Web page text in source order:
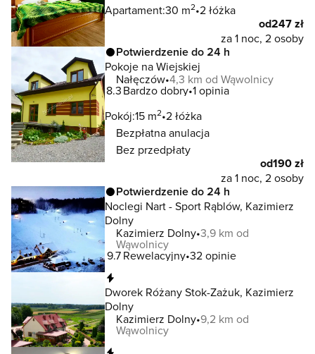
Apartament:30 m2 2 łóżka
od247 zł
za 1 noc, 2 osoby
Potwierdzenie do 24 h
Pokoje na Wiejskiej
Nałęczów 4,3 km od Wąwolnicy
8.3Bardzo dobry 1 opinia
Pokój:15 m2 2 łóżka
Bezpłatna anulacja
Bez przedpłaty
od190 zł
za 1 noc, 2 osoby
Potwierdzenie do 24 h
Noclegi Nart - Sport Rąblów, Kazimierz
Dolny
Kazimierz Dolny 3,9 km od
Wąwolnicy
9.7Rewelacyjny 32 opinie
Dworek Różany Stok-Zażuk, Kazimierz
Dolny
Kazimierz Dolny 9,2 km od
Wąwolnicy